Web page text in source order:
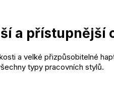
a přístupnější
a velké přizpůsobitelné
typy pracovních stylů.